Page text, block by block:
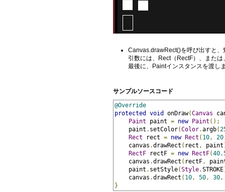
Canvas.drawRect()を呼び出すと
引数には、Rect（RectF）、また
最後に、Paintインスタンスを渡し
サンプルソースコード
@Override
protected
void onDraw(Canvas
Paint paint = new Paint ();
paint . setColor(Color.argb(
Rect rect = new Rect ( 10 , 20
canvas .drawRect ( rect , paint
RectF rectF = new RectF(
canvas .drawRect ( rectF ,
paint . setStyle(Style.STROKE
canvas .drawRect ( 10 , 50 , 30 ,
}